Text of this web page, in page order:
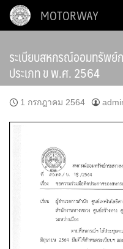
Skip
MOTORWAY
ระเบียบสหกรณ์ออมทรัพย์
ประเภท ข พ.ศ. 2564
1 กรกฎาคม 2564